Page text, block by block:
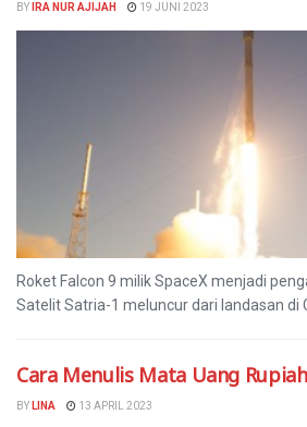
BY IRA NUR AJIJAH 19 JUNI 2023
Roket Falcon 9 milik SpaceX menjadi
Satelit Satria-1 meluncur dari landasan di
Cara Menulis Mata Uang
BY LINA 13 APRIL 2023